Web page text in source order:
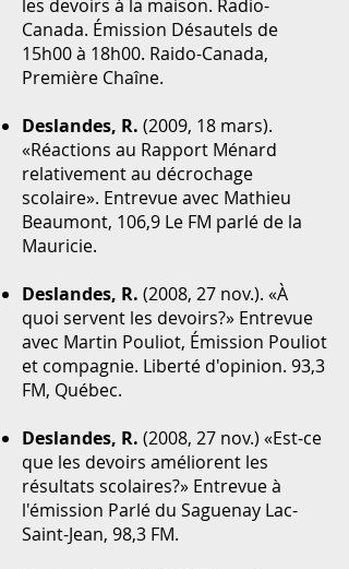
les devoirs à la maison. Radio-
Canada. Émission Désautels de
15h00 à 18h00. Raido-Canada,
Première Chaîne.
Deslandes, R. (2009, 18 mars).
«Réactions au Rapport Ménard
relativement au décrochage
scolaire». Entrevue avec Mathieu
Beaumont, 106,9 Le FM parlé de la
Mauricie.
Deslandes, R. (2008, 27 nov.). «À
quoi servent les devoirs?» Entrevue
avec Martin Pouliot, Émission Pouliot
et compagnie. Liberté d'opinion. 93,3
FM, Québec.
Deslandes, R. (2008, 27 nov.) «Est-ce
que les devoirs améliorent les
résultats scolaires?» Entrevue à
l'émission Parlé du Saguenay Lac-
Saint-Jean, 98,3 FM.